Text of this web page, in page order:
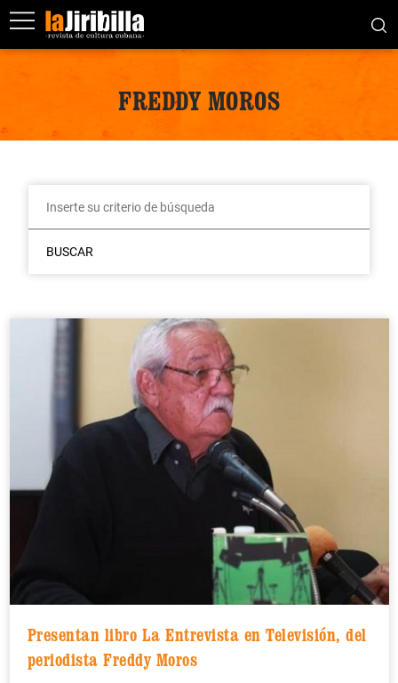
FREDDY MOROS
BUSCAR
Presentan libro La Entrevista en Televisión, del
periodista Freddy Moros